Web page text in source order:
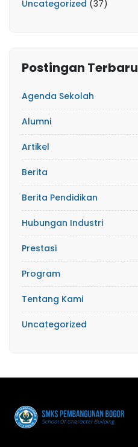
Uncategorized (37)
Postingan Terbaru
Agenda Sekolah
Alumni
Artikel
Berita
Berita Pendidikan
Hubungan Industri
Prestasi
Program
Tentang Kami
Uncategorized